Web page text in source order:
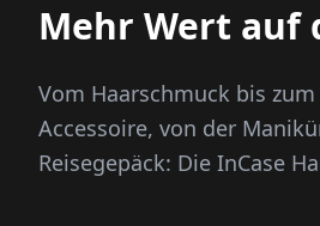
Mehr Wert auf
Vom Haarschmuck bis
Accessoire, von der
Reisegepäck: Die InCase